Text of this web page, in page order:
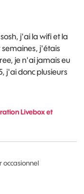
j'ai la wifi et la
semaines, j'étais
je n'ai jamais eu
j'ai donc plusieurs
Livebox et
occasionnel